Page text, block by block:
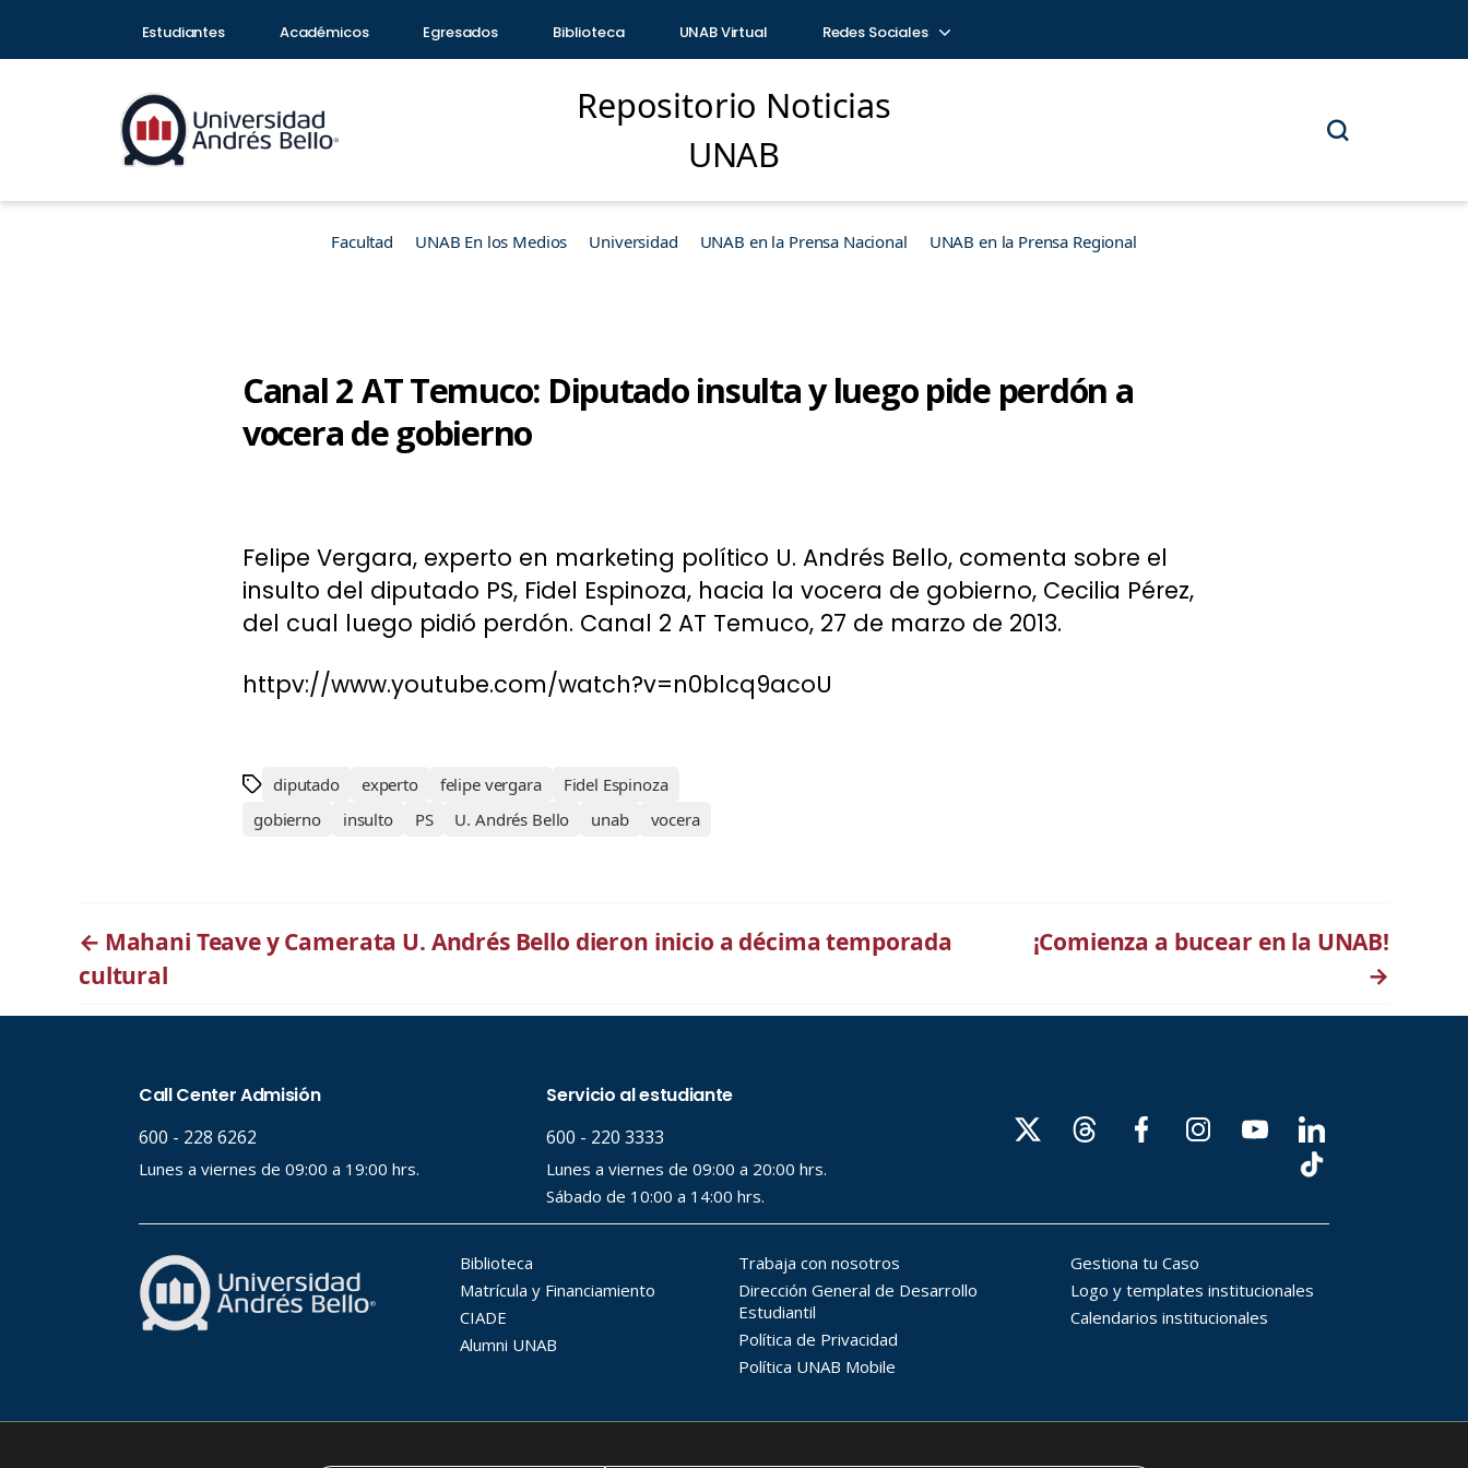
Estudiantes Académicos Egresados Biblioteca UNAB Virtual Redes Sociales
Repositorio Noticias
UNAB
Facultad UNAB En los Medios Universidad UNAB en la Prensa Nacional UNAB en la Prensa Regional
Canal 2 AT Temuco: Diputado insulta y luego pide perdón a
vocera de gobierno
Felipe Vergara, experto en marketing político U. Andrés Bello, comenta sobre el
insulto del diputado PS, Fidel Espinoza, hacia la vocera de gobierno, Cecilia Pérez,
del cual luego pidió perdón. Canal 2 AT Temuco, 27 de marzo de 2013.
httpv://www.youtube.com/watch?v=n0blcq9acoU
diputado experto felipe vergara
Fidel Espinoza
gobierno
insulto PS U. Andrés Bello unab vocera
← Mahani Teave y Camerata U. Andrés Bello dieron inicio a décima temporada
cultural
¡Comienza a bucear en la UNAB!
→